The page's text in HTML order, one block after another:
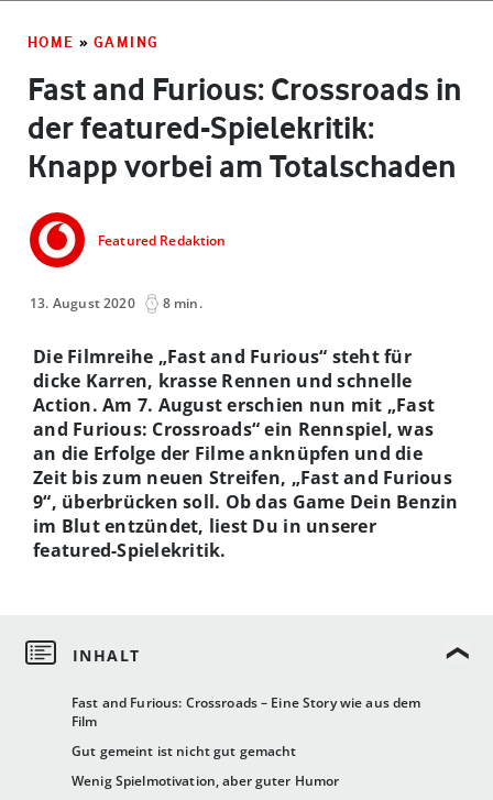
HOME » GAMING
Fast and Furious: Crossroads in
der featured-Spielekritik:
Knapp vorbei am Totalschaden
Featured Redaktion
13. August 2020 8 min.
Fast and Furious: Crossroads – Eine Story wie aus dem
Film
Gut gemeint ist nicht gut gemacht
Wenig Spielmotivation, aber guter Humor
Die Filmreihe „Fast and Furious“ steht für
dicke Karren, krasse Rennen und schnelle
Action. Am 7. August erschien nun mit „Fast
and Furious: Crossroads“ ein Rennspiel, was
an die Erfolge der Filme anknüpfen und die
Zeit bis zum neuen Streifen, „Fast and Furious
9“, überbrücken soll. Ob das Game Dein Benzin
im Blut entzündet, liest Du in unserer
featured-Spielekritik.